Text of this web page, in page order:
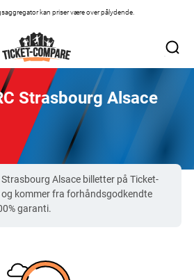
kan priser være over pålydende.
Strasbourg Alsace
Strasbourg Alsace billetter på Ticket-
kommer fra forhåndsgodkendte
garanti.